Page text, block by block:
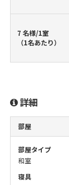
7 名様/1室
（1名あたり）
詳細
部屋
部屋タイプ
和室
寝具